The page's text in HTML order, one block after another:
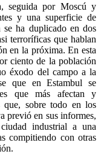
seguida por Moscú y
y una superficie de
se ha duplicado en dos
terroríficas que hablan
en la próxima. En esta
ciento de la población
éxodo del campo a la
que en Estambul se
que más afectan y
que, sobre todo en los
previó en sus informes,
industrial a una
compitiendo con otras